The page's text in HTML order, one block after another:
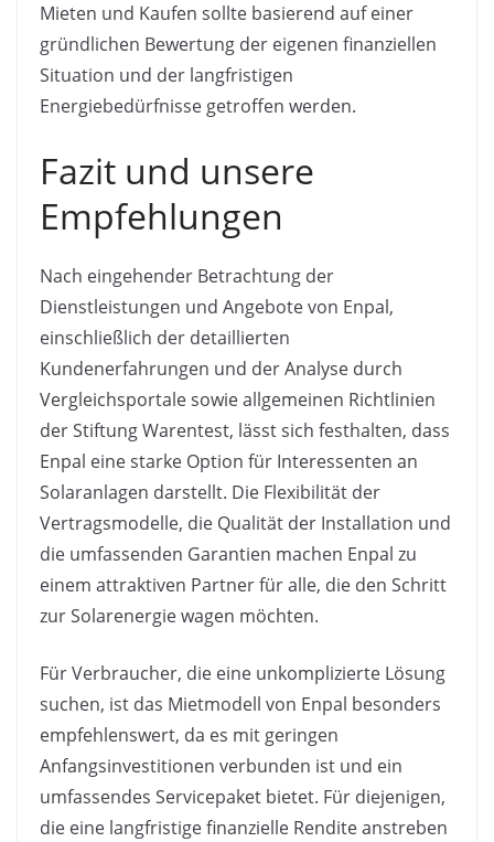
Mieten und Kaufen sollte basierend auf einer
gründlichen Bewertung der eigenen finanziellen
Situation und der langfristigen
Energiebedürfnisse getroffen werden.
Fazit und unsere
Empfehlungen
Nach eingehender Betrachtung der
Dienstleistungen und Angebote von Enpal,
einschließlich der detaillierten
Kundenerfahrungen und der Analyse durch
Vergleichsportale sowie allgemeinen Richtlinien
der Stiftung Warentest, lässt sich festhalten, dass
Enpal eine starke Option für Interessenten an
Solaranlagen darstellt. Die Flexibilität der
Vertragsmodelle, die Qualität der Installation und
die umfassenden Garantien machen Enpal zu
einem attraktiven Partner für alle, die den Schritt
zur Solarenergie wagen möchten.
Für Verbraucher, die eine unkomplizierte Lösung
suchen, ist das Mietmodell von Enpal besonders
empfehlenswert, da es mit geringen
Anfangsinvestitionen verbunden ist und ein
umfassendes Servicepaket bietet. Für diejenigen,
die eine langfristige finanzielle Rendite anstreben